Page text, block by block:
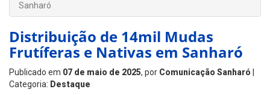
Sanharó
Distribuição de 14mil Mudas
Frutíferas e Nativas em Sanharó
Publicado em 07 de maio de 2025, por Comunicação Sanharó
Categoria: Destaque